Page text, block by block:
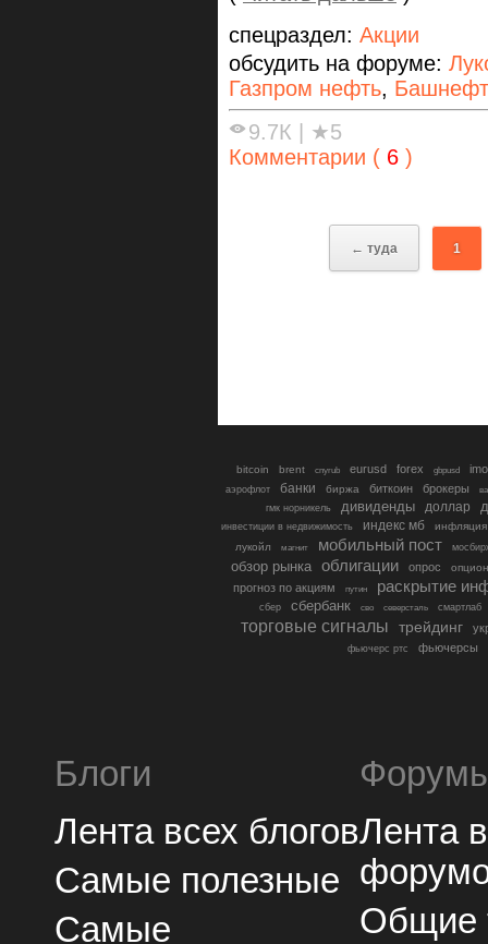
спецраздел: Акции
обсудить на форуме:
Газпром нефть,
9.7К
★5
Комментарии ( 6 )
← туда 1
bitcoin brent cnyrub eurusd forex gbpusd
аэрофлот банки биржа биткоин брокеры
гмк норникель
дивиденды доллар
инвестиции в недвижимость индекс мб
инфляция
лукойл
магнит мобильный пост
обзор рынка облигации опрос
прогноз по акциям путин раскрытие
сбер сбербанк сво северсталь смартлаб
торговые сигналы трейдинг
фьючерс ртс фьючерсы
Блоги
Лента всех блогов
Самые полезные
Самые
Лента
Общие